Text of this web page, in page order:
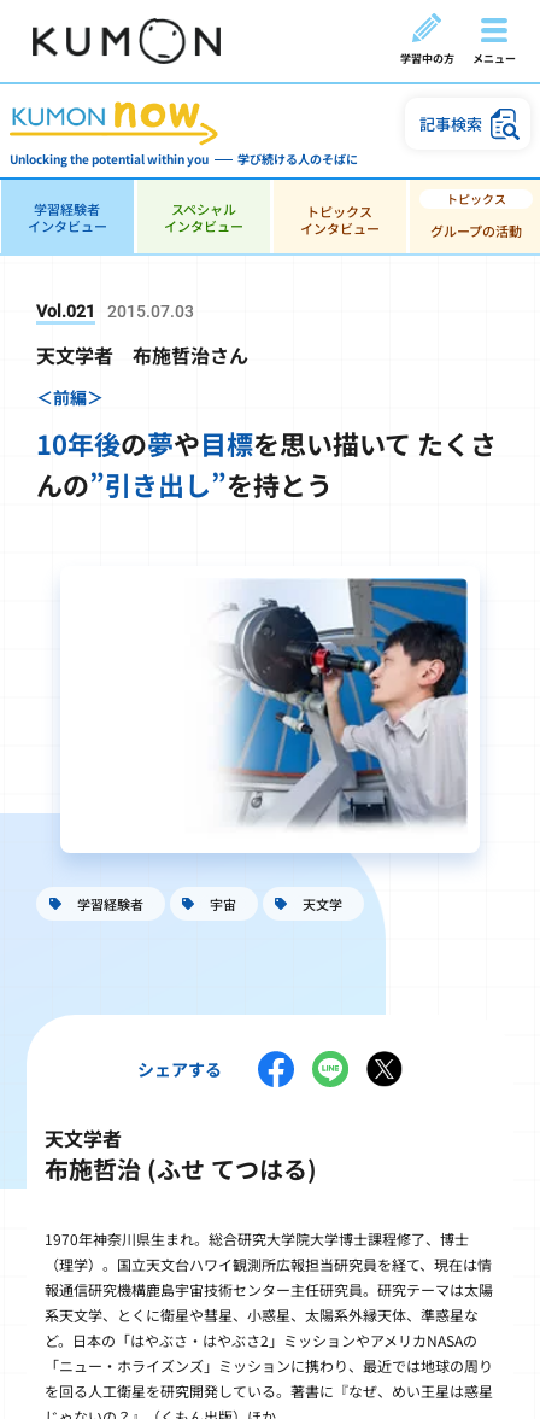
学習中の方 メニュー
Unlocking the potential within you 学び続ける人のそばに
記事検索
学習経験者
インタビュー
スペシャル
インタビュー
トピックス
インタビュー
グループの活動
Vol.021 2015.07.03
天文学者 布施哲治さん
＜前編＞
10年後の夢や目標を思い描いて たくさ
んの”引き出し”を持とう
学習経験者 宇宙 天文学
シェアする
天文学者
布施哲治 (ふせ てつはる)
1970年神奈川県生まれ。総合研究大学院大学博士課程修了、博士
（理学）。国立天文台ハワイ観測所広報担当研究員を経て、現在は情
報通信研究機構鹿島宇宙技術センター主任研究員。研究テーマは太陽
系天文学、とくに衛星や彗星、小惑星、太陽系外縁天体、準惑星な
ど。日本の「はやぶさ・はやぶさ2」ミッションやアメリカNASAの
「ニュー・ホライズンズ」ミッションに携わり、最近では地球の周り
を回る人工衛星を研究開発している。著書に『なぜ、めい王星は惑星